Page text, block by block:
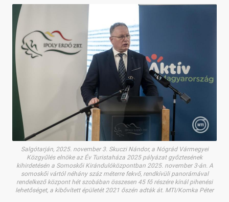
Salgótarján, 2025. november 3. Skuczi Nándor, a Nógrád Vármegyei
Közgyűlés elnöke az Év Turistaháza 2025 pályázat győztesének
kihirdetésén a Somoskői Kirándulóközpontban 2025. november 3-án. A
somoskői vártól néhány száz méterre fekvő, rendkívüli panorámával
rendelkező központ hét szobában összesen 45 fő részére kínál pihenési
lehetőséget, a kibővített épületét 2021 őszén adták át. MTI/Komka Péter